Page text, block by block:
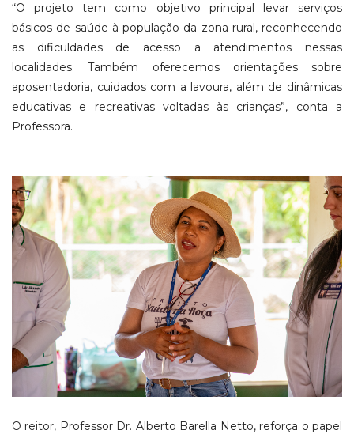
“O projeto tem como objetivo principal levar serviços
básicos de saúde à população da zona rural, reconhecendo
as dificuldades de acesso a atendimentos nessas
localidades. Também oferecemos orientações sobre
aposentadoria, cuidados com a lavoura, além de dinâmicas
educativas e recreativas voltadas às crianças”, conta a
Professora.
O reitor, Professor Dr. Alberto Barella Netto, reforça o papel